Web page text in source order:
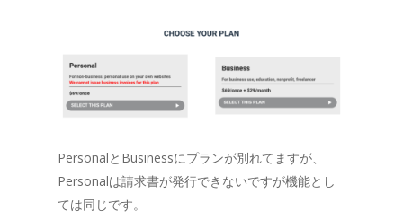
PersonalとBusinessにプランが別れてますが、
Personalは請求書が発行できないですが機能とし
ては同じです。